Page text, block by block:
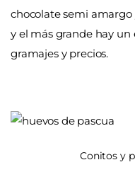
chocolate semi amargo
y el más grande hay
gramajes y precios.
Conitos y